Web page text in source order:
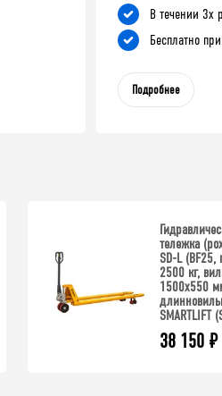
В течении 3х
Бесплатно
Подробнее
тележка
SD-L (BF25,
2500 кг,
1500x550
SMARTLIFT
38 150 ₽